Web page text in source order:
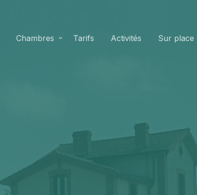
Chambres Tarifs Activités Sur place